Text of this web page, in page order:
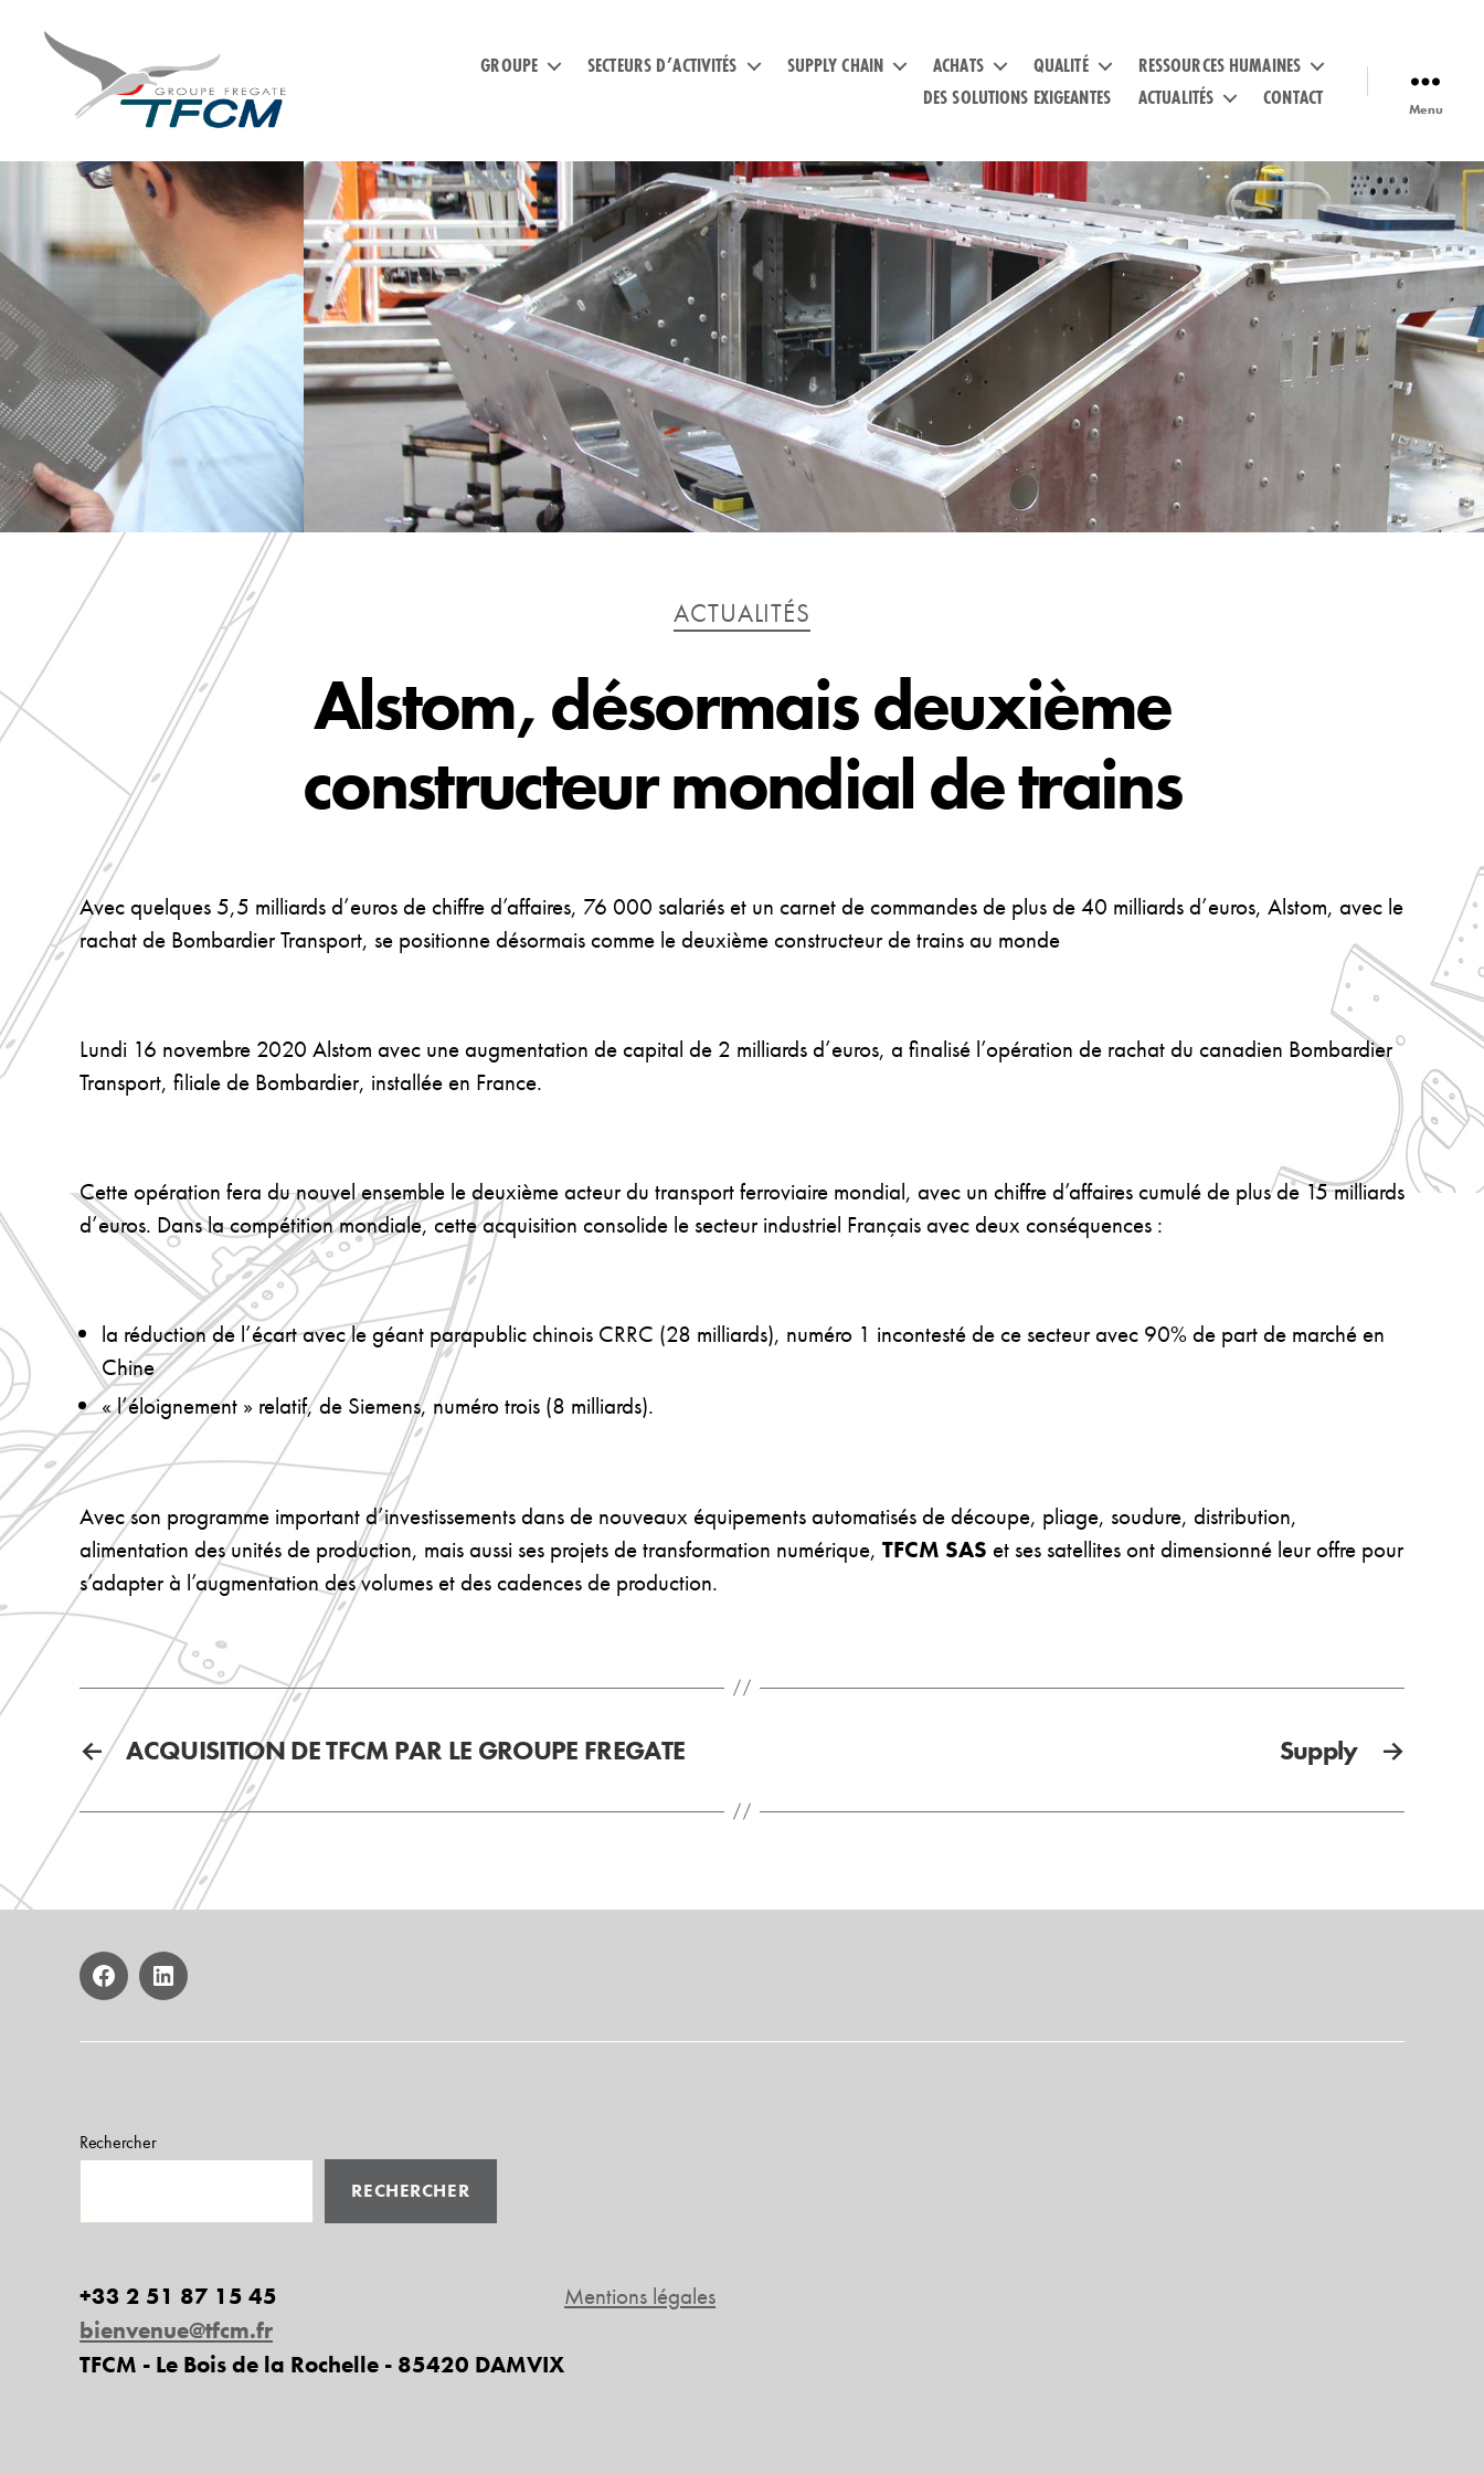
GROUPE SECTEURS D’ACTIVITÉS SUPPLY CHAIN ACHATS QUALITÉ
RESSOURCES HUMAINES
DES SOLUTIONS EXIGEANTES
ACTUALITÉS CONTACT Menu
Catégories
ACTUALITÉS
Alstom, désormais deuxième
constructeur mondial de trains
Avec quelques 5,5 milliards d’euros de chiffre d’affaires, 76 000 salariés et un carnet de commandes de plus de 40 milliards d’euros, Alstom, avec le
rachat de Bombardier Transport, se positionne désormais comme le deuxième constructeur de trains au monde
Lundi 16 novembre 2020 Alstom avec une augmentation de capital de 2 milliards d’euros, a finalisé l’opération de rachat du canadien Bombardier
Transport, filiale de Bombardier, installée en France.
Cette opération fera du nouvel ensemble le deuxième acteur du transport ferroviaire mondial, avec un chiffre d’affaires cumulé de plus de 15 milliards
d’euros. Dans la compétition mondiale, cette acquisition consolide le secteur industriel Français avec deux conséquences :
la réduction de l’écart avec le géant parapublic chinois CRRC (28 milliards), numéro 1 incontesté de ce secteur avec 90% de part de marché en
Chine
« l’éloignement » relatif, de Siemens, numéro trois (8 milliards).
Avec son programme important d’investissements dans de nouveaux équipements automatisés de découpe, pliage, soudure, distribution,
alimentation des unités de production, mais aussi ses projets de transformation numérique, TFCM SAS et ses satellites ont dimensionné leur offre pour
s’adapter à l’augmentation des volumes et des cadences de production.
← ACQUISITION DE TFCM PAR LE GROUPE FREGATE →
Supply
facebooklinkedin
Rechercher
RECHERCHER
+33 2 51 87 15 45
bienvenue@tfcm.fr
TFCM - Le Bois de la Rochelle - 85420 DAMVIX
Mentions légales